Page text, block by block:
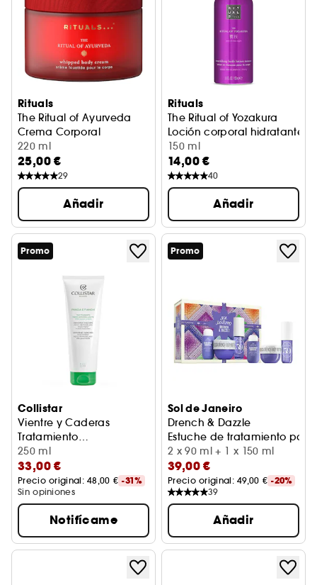
Rituals
The Ritual of Ayurveda
Crema Corporal
220 ml
25,00 €
29
Añadir
Rituals
The Ritual of Yozakura
Loción corporal hidratante
150 ml
14,00 €
40
Añadir
Promo
Collistar
Vientre y Caderas
Tratamiento
Remodelante efecto faja
invisible
250 ml
33,00 €
Precio original: 48,00 € -31%
Sin opiniones
Notifícame
Promo
Sol de Janeiro
Drench & Dazzle
Estuche de tratamiento
2 x 90 ml + 1 x 150 ml
39,00 €
Precio original: 49,00 € -20%
39
Añadir